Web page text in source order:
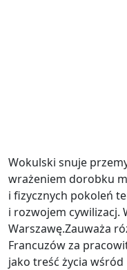
Wokulski snuje
wrażeniem dorobku
i fizycznych pokoleń
i rozwojem cywilizacj.
Warszawę.Zauważa
Francuzów za
jako treść życia